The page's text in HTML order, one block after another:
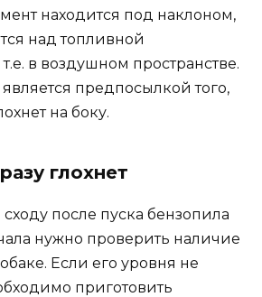
находится под наклоном,
над топливной
в воздушном пространстве.
предпосылкой того,
на боку.
глохнет
сходу после пуска бензопила
нужно проверить наличие
Если его уровня не
приготовить